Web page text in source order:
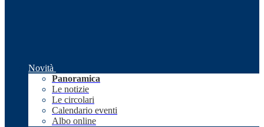
Novità
Panoramica
Le notizie
Le circolari
Calendario eventi
Albo online